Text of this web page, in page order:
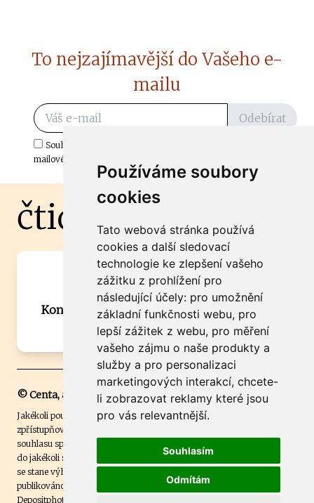
Používáme soubory
cookies
Tato webová stránka používá
cookies a další sledovací
technologie ke zlepšení vašeho
zážitku z prohlížení pro
následující účely: pro umožnění
základní funkčnosti webu, pro
lepší zážitek z webu, pro měření
vašeho zájmu o naše produkty a
služby a pro personalizaci
marketingových interakcí, chcete-
li zobrazovat reklamy které jsou
pro vás relevantnější.
Souhlasím
Odmítám
To nejzajímavější do Vašeho e-
mailu
Odebírat
Souhlasím s odběrem důležitých zpráv ze ČtiDoma.cz do mé e-
mailové schránky.
čtidoma.cz
Máte zajímavou informaci? Chcete
spolupracovat?
Kontaktujte šéfredaktora Martina Chalupu:
chalupa@ctidoma.cz
© Centa, a.s.
Jakékoli použití obsahu včetně převzetí, šíření či dalšího užití a
zpřístupňování textových či obrazových materiálů bez písemného
souhlasu společnosti Centa,a.s. je zakázáno. Čtenář svým přihlášením
do jakékoli soutěže na našem webu dává souhlas s tím, že v případě, že
se stane výhercem této soutěže, může být jeho jméno na webu
publikováno. Centa, a.s. využívala licenci ČTK a využívá fotografie z
Depositphotos